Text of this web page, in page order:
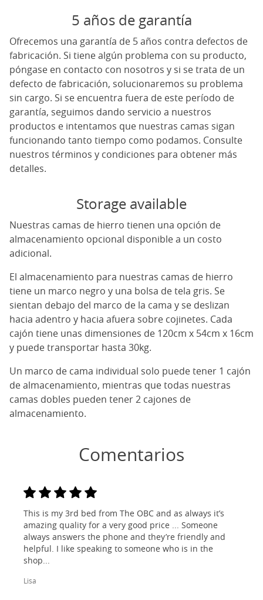
5 años de garantía
Ofrecemos una garantía de 5 años contra defectos de
fabricación. Si tiene algún problema con su producto,
póngase en contacto con nosotros y si se trata de un
defecto de fabricación, solucionaremos su problema
sin cargo. Si se encuentra fuera de este período de
garantía, seguimos dando servicio a nuestros
productos e intentamos que nuestras camas sigan
funcionando tanto tiempo como podamos. Consulte
nuestros términos y condiciones para obtener más
detalles.
Storage available
Nuestras camas de hierro tienen una opción de
almacenamiento opcional disponible a un costo
adicional.
El almacenamiento para nuestras camas de hierro
tiene un marco negro y una bolsa de tela gris. Se
sientan debajo del marco de la cama y se deslizan
hacia adentro y hacia afuera sobre cojinetes. Cada
cajón tiene unas dimensiones de 120cm x 54cm x 16cm
y puede transportar hasta 30kg.
Un marco de cama individual solo puede tener 1 cajón
de almacenamiento, mientras que todas nuestras
camas dobles pueden tener 2 cajones de
almacenamiento.
Comentarios
This is my 3rd bed from The OBC and as always it’s
amazing quality for a very good price ... Someone
always answers the phone and they’re friendly and
helpful. I like speaking to someone who is in the
shop...
Lisa